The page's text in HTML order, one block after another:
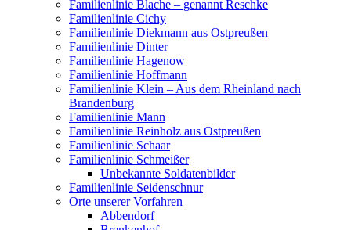
Familienlinie Blache – genannt Reschke
Familienlinie Cichy
Familienlinie Diekmann aus Ostpreußen
Familienlinie Dinter
Familienlinie Hagenow
Familienlinie Hoffmann
Familienlinie Klein – Aus dem Rheinland nach
Brandenburg
Familienlinie Mann
Familienlinie Reinholz aus Ostpreußen
Familienlinie Schaar
Familienlinie Schmeißer
Unbekannte Soldatenbilder
Familienlinie Seidenschnur
Orte unserer Vorfahren
Abbendorf